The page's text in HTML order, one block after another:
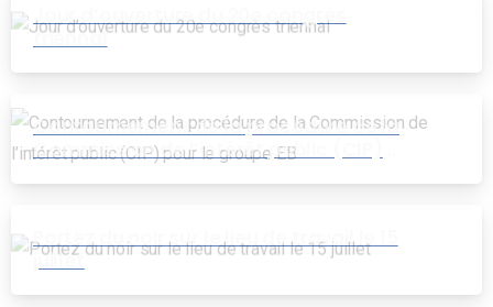
Jour d’ouverture du 20e congrès
triennal
Contournement de la procédure de la
Commission de l’intérêt public (CIP)
pour le groupe EB
Portez du noir sur le lieu de travail le 15
juillet